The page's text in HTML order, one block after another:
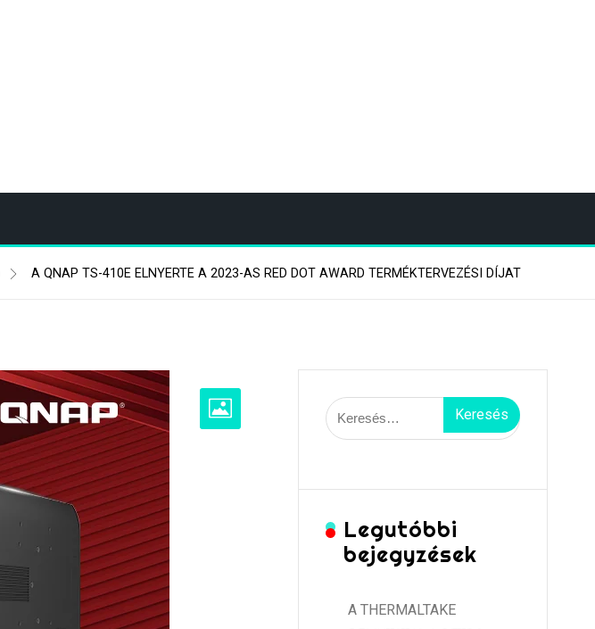
A QNAP TS-410E ELNYERTE A 2023-AS RED DOT AWARD TERMÉKTERVEZÉSI DÍJAT
Keresés:
Legutóbbi
bejegyzések
A THERMALTAKE